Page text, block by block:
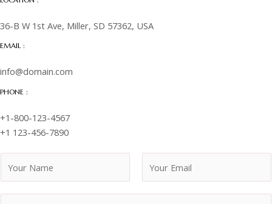
36-B W 1st Ave, Miller, SD 57362, USA
EMAIL :
info@domain.com
PHONE :
+1-800-123-4567
+1 123-456-7890